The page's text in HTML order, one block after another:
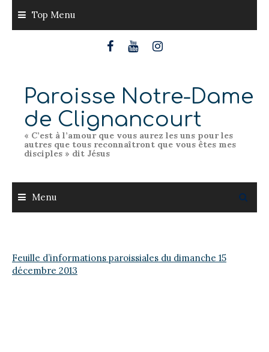
content
Top Menu
Paroisse Notre-Dame
de Clignancourt
« C’est à l’amour que vous aurez les uns pour les
autres que tous reconnaîtront que vous êtes mes
disciples » dit Jésus
Menu
Feuille d’informations paroissiales du dimanche 15
décembre 2013